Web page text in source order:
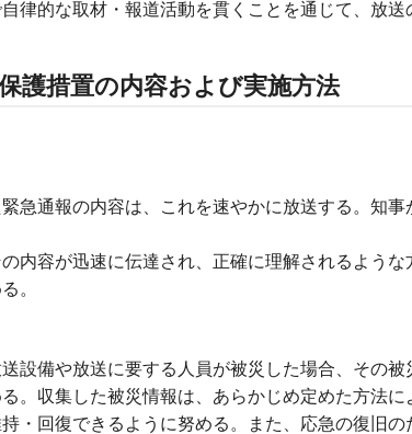
律的な取材・報道活動を貫くことを通じて、放送
護措置の内容および実施方法
急通報の内容は、これを速やかに放送する。知
内容が迅速に伝達され、正確に理解されるよう
。
設備や放送に要する人員が被災した場合、その被
。収集した被災情報は、あらかじめ定めた方法に
・回復できるように努める。また、応急の復旧